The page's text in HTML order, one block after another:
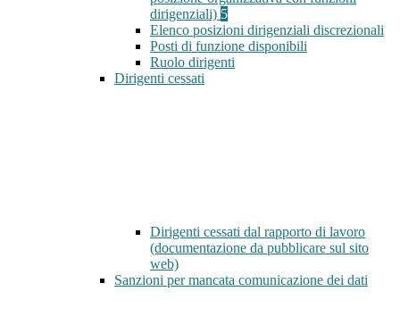
dirigenziali) 5
Elenco posizioni dirigenziali discrezionali
Posti di funzione disponibili
Ruolo dirigenti
Dirigenti cessati
Dirigenti cessati dal rapporto di lavoro
(documentazione da pubblicare sul sito
web)
Sanzioni per mancata comunicazione dei dati